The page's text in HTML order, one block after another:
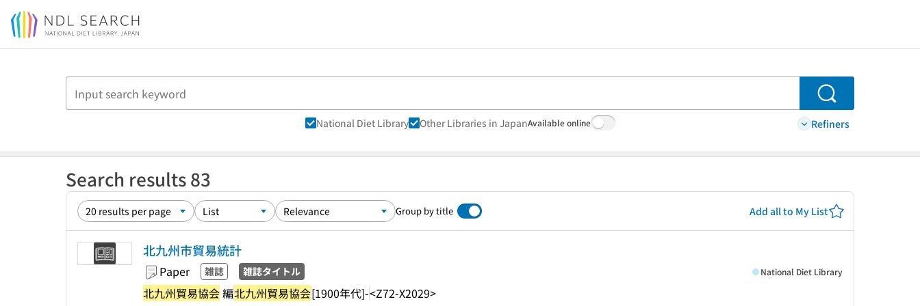
Jump to main content
Search
National Diet Library Other Libraries in JapanAvailable online Refiners
Search results 83
Group by title Add all to My List
北九州市貿易統計
Paper 雑誌 雑誌タイトル
北九州貿易協会編北九州貿易協会[1900年代]-<Z72-X2029>
National Diet Library